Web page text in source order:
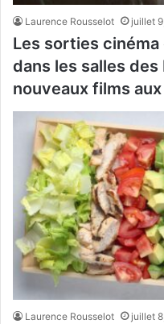
Laurence Rousselot juillet
Les sorties cinéma
dans les salles
nouveaux films aux
Laurence Rousselot juillet